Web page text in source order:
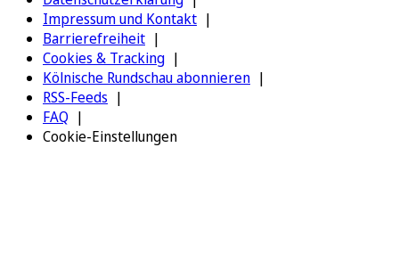
Impressum und Kontakt
Barrierefreiheit
Cookies & Tracking
Kölnische Rundschau abonnieren
RSS-Feeds
FAQ
Cookie-Einstellungen